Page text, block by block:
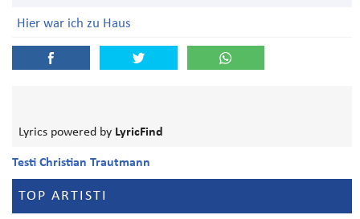
Hier war ich zu Haus
Lyrics powered by LyricFind
Testi Christian Trautmann
TOP ARTISTI